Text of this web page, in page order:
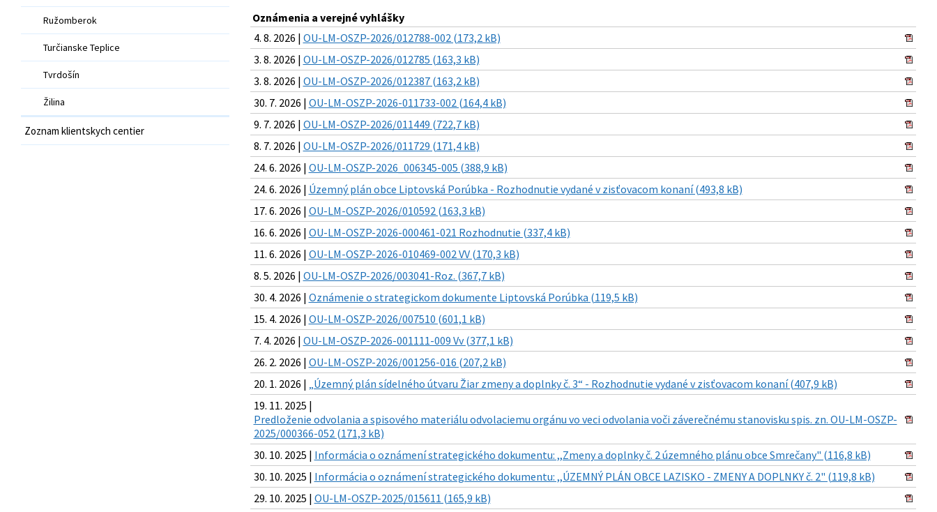
Ružomberok
Turčianske Teplice
Tvrdošín
Žilina
Zoznam klientskych centier
Oznámenia a verejné vyhlášky
4. 8. 2026 | OU-LM-OSZP-2026/012788-002 (173,2 kB)
3. 8. 2026 | OU-LM-OSZP-2026/012785 (163,3 kB)
3. 8. 2026 | OU-LM-OSZP-2026/012387 (163,2 kB)
30. 7. 2026 | OU-LM-OSZP-2026-011733-002 (164,4 kB)
9. 7. 2026 | OU-LM-OSZP-2026/011449 (722,7 kB)
8. 7. 2026 | OU-LM-OSZP-2026/011729 (171,4 kB)
24. 6. 2026 | OU-LM-OSZP-2026_006345-005 (388,9 kB)
24. 6. 2026 | Územný plán obce Liptovská Porúbka - Rozhodnutie vydané v zisťovacom konaní (493,8 kB)
17. 6. 2026 | OU-LM-OSZP-2026/010592 (163,3 kB)
16. 6. 2026 | OU-LM-OSZP-2026-000461-021 Rozhodnutie (337,4 kB)
11. 6. 2026 | OU-LM-OSZP-2026-010469-002 VV (170,3 kB)
8. 5. 2026 | OU-LM-OSZP-2026/003041-Roz. (367,7 kB)
30. 4. 2026 | Oznámenie o strategickom dokumente Liptovská Porúbka (119,5 kB)
15. 4. 2026 | OU-LM-OSZP-2026/007510 (601,1 kB)
7. 4. 2026 | OU-LM-OSZP-2026-001111-009 Vv (377,1 kB)
26. 2. 2026 | OU-LM-OSZP-2026/001256-016 (207,2 kB)
20. 1. 2026 | „Územný plán sídelného útvaru Žiar zmeny a doplnky č. 3“ - Rozhodnutie vydané v zisťovacom konaní (407,9 kB)
19. 11. 2025 |
Predloženie odvolania a spisového materiálu odvolaciemu orgánu vo veci odvolania voči záverečnému stanovisku spis. zn. OU-LM-OSZP-
2025/000366-052 (171,3 kB)
30. 10. 2025 | Informácia o oznámení strategického dokumentu: ,,Zmeny a doplnky č. 2 územného plánu obce Smrečany" (116,8 kB)
30. 10. 2025 | Informácia o oznámení strategického dokumentu: ,,ÚZEMNÝ PLÁN OBCE LAZISKO - ZMENY A DOPLNKY č. 2" (119,8 kB)
29. 10. 2025 | OU-LM-OSZP-2025/015611 (165,9 kB)